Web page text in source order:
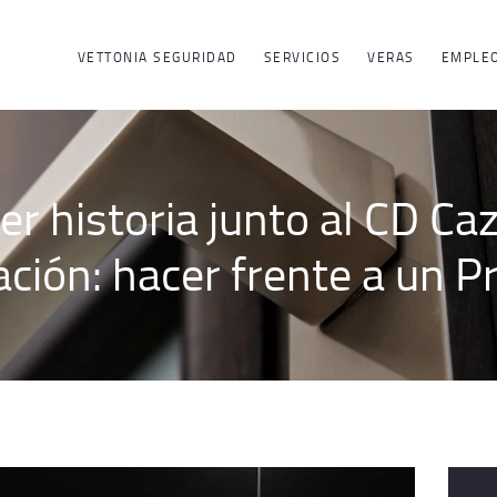
VETTONIA SEGURIDAD SERVICIOS VERAS
historia junto al CD
hacer frente a un
VETTONIA
SEGURIDAD
SERVICIOS
EMPLEO
GRUPO